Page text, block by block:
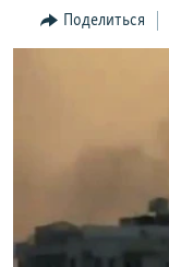
Перейти
РЕГИОН
Հայերեն
Поделиться